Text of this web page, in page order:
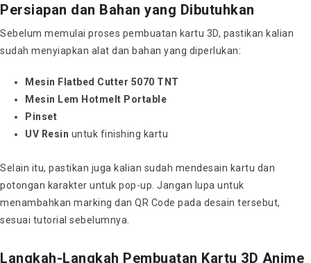
Persiapan dan Bahan yang Dibutuhkan
Sebelum memulai proses pembuatan kartu 3D, pastikan kalian
sudah menyiapkan alat dan bahan yang diperlukan:
Mesin Flatbed Cutter 5070 TNT
Mesin Lem Hotmelt Portable
Pinset
UV Resin untuk finishing kartu
Selain itu, pastikan juga kalian sudah mendesain kartu dan
potongan karakter untuk pop-up. Jangan lupa untuk
menambahkan marking dan QR Code pada desain tersebut,
sesuai tutorial sebelumnya.
Langkah-Langkah Pembuatan Kartu 3D Anime